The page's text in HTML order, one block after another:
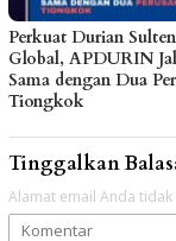
Perkuat Durian
Global, APDURIN
Sama dengan Dua
Tiongkok
Tinggalkan
Alamat email Anda